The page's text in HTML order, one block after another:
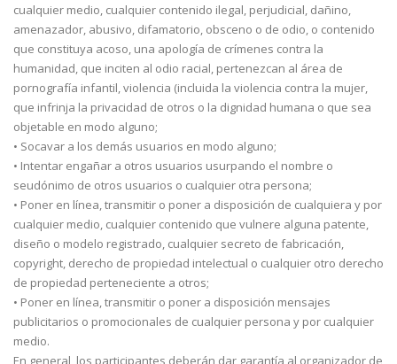
cualquier medio, cualquier contenido ilegal, perjudicial, dañino,
amenazador, abusivo, difamatorio, obsceno o de odio, o contenido
que constituya acoso, una apología de crímenes contra la
humanidad, que inciten al odio racial, pertenezcan al área de
pornografía infantil, violencia (incluida la violencia contra la mujer,
que infrinja la privacidad de otros o la dignidad humana o que sea
objetable en modo alguno;
• Socavar a los demás usuarios en modo alguno;
• Intentar engañar a otros usuarios usurpando el nombre o
seudónimo de otros usuarios o cualquier otra persona;
• Poner en línea, transmitir o poner a disposición de cualquiera y por
cualquier medio, cualquier contenido que vulnere alguna patente,
diseño o modelo registrado, cualquier secreto de fabricación,
copyright, derecho de propiedad intelectual o cualquier otro derecho
de propiedad perteneciente a otros;
• Poner en línea, transmitir o poner a disposición mensajes
publicitarios o promocionales de cualquier persona y por cualquier
medio.
En general, los participantes deberán dar garantía al organizador de